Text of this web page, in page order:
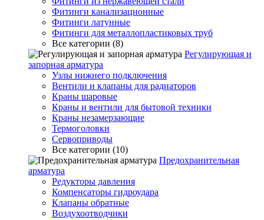
Фитинги канализационные
Фитинги латунные
Фитинги для металлопластиковых труб
Все категории (8)
Регулирующая и
запорная арматура
Узлы нижнего подключения
Вентили и клапаны для радиаторов
Краны шаровые
Краны и вентили для бытовой техники
Краны незамерзающие
Термоголовки
Сервоприводы
Все категории (10)
Предохранительная
арматура
Редукторы давления
Компенсаторы гидроудара
Клапаны обратные
Воздухоотводчики